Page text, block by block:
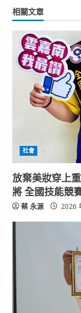
u
R
n
g
相關文章
社會
放棄美妝穿上
將 全國技能競
蔡 永源 2026